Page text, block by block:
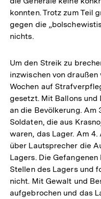
konnten. Trotz zum Teil
gegen die
nichts.
Um den Streik zu
inzwischen von
Wochen auf
gesetzt. Mit Ballons
an die Bevölkerung. Am
Soldaten, die aus
waren, das Lager. Am
über Lautsprecher die
Lagers. Die
Stellen des Lagers und
nicht. Mit Gewalt und
aufgebrochen und das